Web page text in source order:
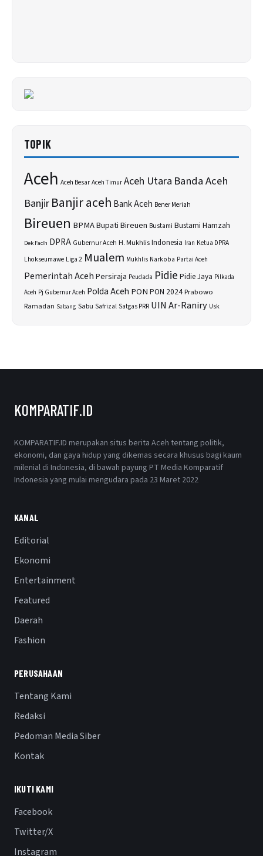
TOPIK
Aceh Aceh Besar Aceh Timur Aceh Utara Banda Aceh
BanjirBanjir aceh Bank Aceh Bener Meriah
Bireuen BPMABupati Bireuen Bustami Bustami Hamzah
Dek Fadh DPRA Gubernur Aceh H. MukhlisIndonesia Iran Ketua DPRA
Lhokseumawe Liga 2 Mualem Mukhlis Narkoba Partai Aceh
Pemerintah AcehPersiraja Peudada Pidie Pidie Jaya Pilkada
Aceh Pj Gubernur Aceh Polda Aceh PON PON 2024Prabowo
Ramadan Sabang Sabu Safrizal Satgas PRR UIN Ar-Raniry Usk
KOMPARATIF.ID
KOMPARATIF.ID merupakan situs berita Aceh tentang politik,
ekonomi, dan gaya hidup yang dikemas secara khusus bagi kaum
milenial di Indonesia, di bawah payung PT Media Komparatif
Indonesia yang mulai mengudara pada 23 Maret 2022
KANAL
Editorial
Ekonomi
Entertainment
Featured
Daerah
Fashion
PERUSAHAAN
Tentang Kami
Redaksi
Pedoman Media Siber
Kontak
IKUTI KAMI
Facebook
Twitter/X
Instagram